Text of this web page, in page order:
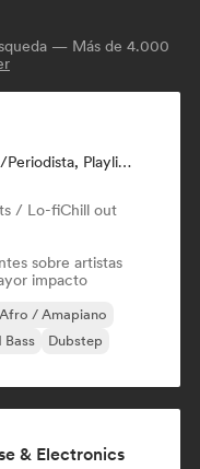
— Más de 4.000
Medios De Comunicación/Periodista, Playlist Curator
/ Lo-fiChill out
sobre artistas
impacto
/ Amapiano
Bass
Dubstep
& Electronics